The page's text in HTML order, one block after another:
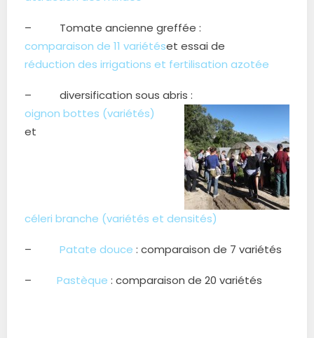
– Tomate ancienne greffée :
comparaison de 11 variétéset essai de
réduction des irrigations et fertilisation azotée
– diversification sous abris :
oignon bottes (variétés)
et
céleri branche (variétés et densités)
– Patate douce : comparaison de 7 variétés
– Pastèque : comparaison de 20 variétés